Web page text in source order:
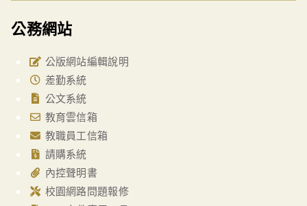
公務網站
公版網站編輯說明
差勤系統
公文系統
教育雲信箱
教職員工信箱
請購系統
內控聲明書
校園網路問題報修